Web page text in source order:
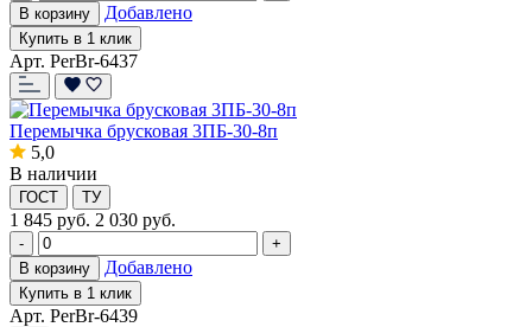
В корзину
Добавлено
Купить в 1 клик
Арт. PerBr-6437
Перемычка брусковая 3ПБ-30-8п
5,0
В наличии
ГОСТ ТУ
1 845 руб. 2 030 руб.
-
+
В корзину
Добавлено
Купить в 1 клик
Арт. PerBr-6439